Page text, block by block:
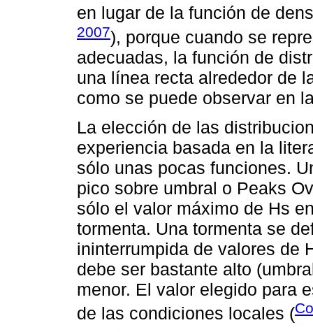
en lugar de la función de
2007), porque cuando se
adecuadas, la función de
una línea recta alrededor de
como se puede observar en
La elección de las
experiencia basada en la
sólo unas pocas funciones.
pico sobre umbral o Peaks
sólo el valor máximo de Hs
tormenta. Una tormenta se
ininterrumpida de valores de
debe ser bastante alto
menor. El valor elegido para
de las condiciones locales (